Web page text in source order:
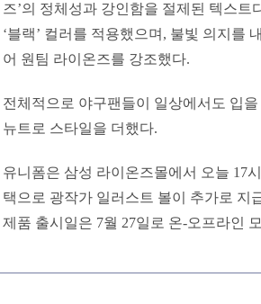
즈’의 정체성과 강인함을 절제된 텍스
‘블랙’ 컬러를 적용했으며, 불빛 의지를
어 원팀 라이온즈를 강조했다.
전체적으로 야구팬들이 일상에서도 입
뉴트로 스타일을 더했다.
유니폼은 삼성 라이온즈몰에서 오늘 17
택으로 광작가 일러스트 볼이 추가로 지
제품 출시일은 7월 27일로 온-오프라인